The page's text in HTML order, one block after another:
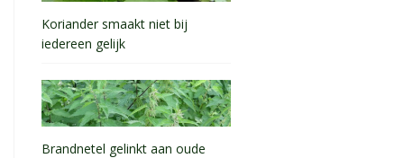
Koriander smaakt niet bij
iedereen gelijk
Brandnetel gelinkt aan oude